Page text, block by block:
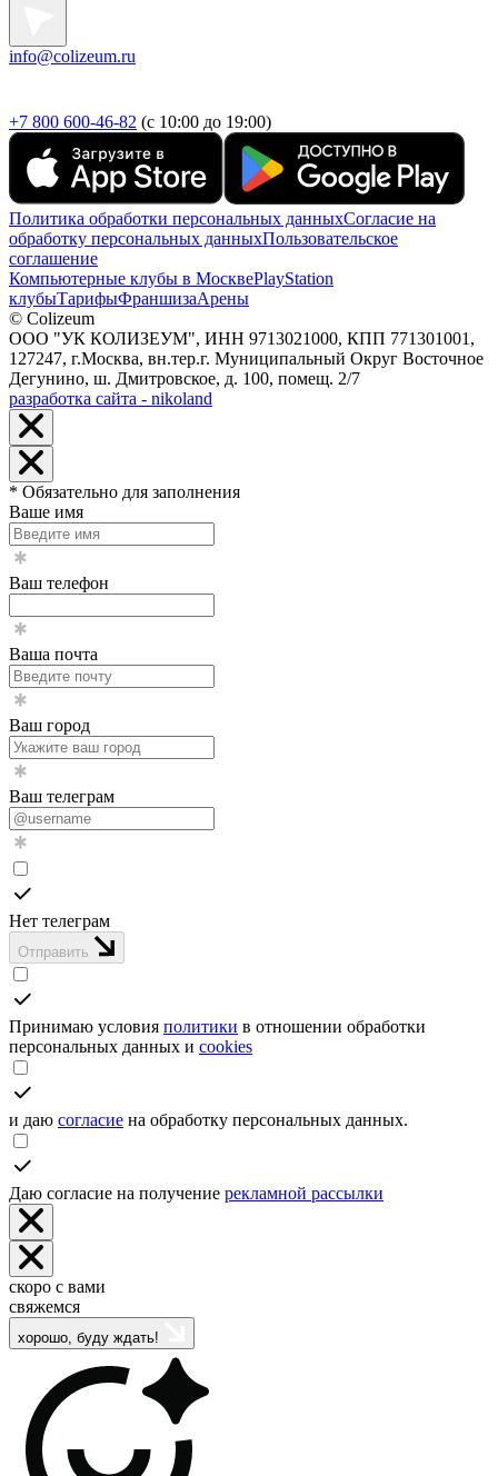
info@colizeum.ru
+7 800 600-46-82 (с 10:00 до 19:00)
Политика обработки персональных данныхСогласие на
обработку персональных данныхПользовательское
соглашение
Компьютерные клубы в МосквеPlayStation
клубыТарифыФраншизаАрены
© Colizeum
ООО "УК КОЛИЗЕУМ", ИНН 9713021000, КПП 771301001,
127247, г.Москва, вн.тер.г. Муниципальный Округ Восточное
Дегунино, ш. Дмитровское, д. 100, помещ. 2/7
разработка сайта - nikoland
* Обязательно для заполнения
Ваше имя
Ваш телефон
Ваша почта
Ваш город
Ваш телеграм
Нет телеграм
Отправить
Принимаю условия политики в отношении обработки
персональных данных и cookies
и даю согласие на обработку персональных данных.
Даю согласие на получение рекламной рассылки
скоро с вами
свяжемся
хорошо, буду ждать!